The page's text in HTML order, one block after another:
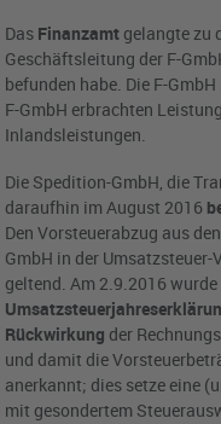
Das Finanzamt gelangte zu
Geschäftsleitung der F-
befunden habe. Die F-
F-GmbH erbrachten
Inlandsleistungen.
Die Spedition-GmbH, die
daraufhin im August 2016
Den Vorsteuerabzug aus
GmbH in der
geltend. Am 2.9.2016
Rückwirkung der
und damit die
anerkannt; dies setze eine
mit gesondertem